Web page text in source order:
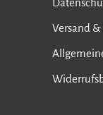
Versand